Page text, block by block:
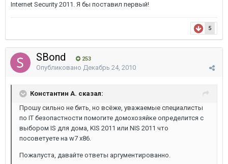
Internet Security 2011. Я бы поставил первый!
5
SBond 253
Опубликовано Декабрь 24, 2010
Константин А. сказал:
Прошу сильно не бить, но всёже, уважаемые специалисты
по IT безопастности помогите домохозяйке определится с
выбором IS для дома, KIS 2011 или NIS 2011 что
посоветуете на w7 x86.
Пожалуста, давайте ответы аргументированно.